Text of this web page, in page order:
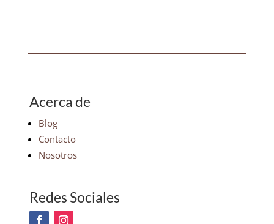
Acerca de
Blog
Contacto
Nosotros
Redes Sociales